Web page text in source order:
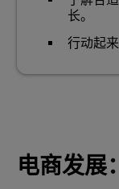
长。
行动起
电商发展